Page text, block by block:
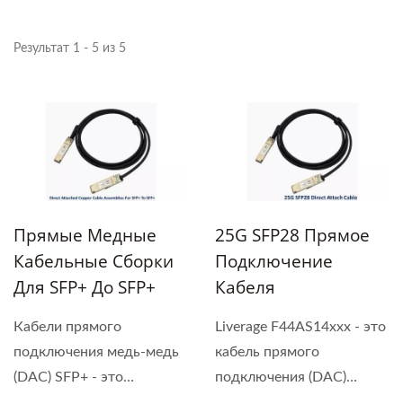
Результат 1 - 5 из 5
Прямые Медные
Кабельные Сборки
Для SFP+ До SFP+
Кабели прямого
подключения медь-медь
(DAC) SFP+ - это
25G SFP28 Прямое
Подключение
Кабеля
Liverage F44AS14xxx - это
кабель прямого
подключения (DAC)